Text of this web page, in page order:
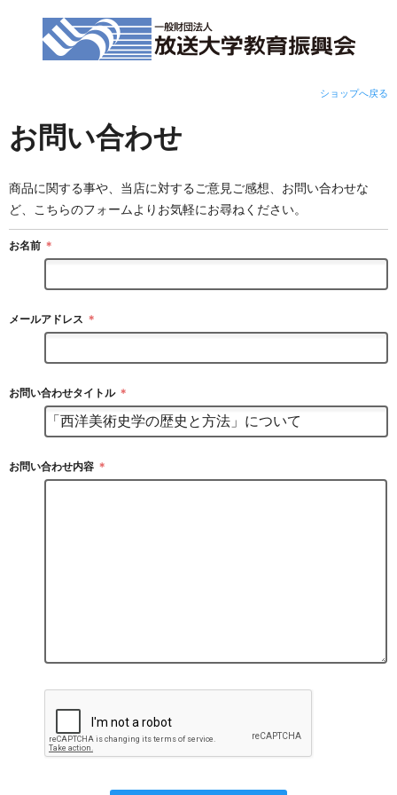
ショップへ戻る
お問い合わせ
商品に関する事や、当店に対するご意見ご感想、お問い合わせな
ど、こちらのフォームよりお気軽にお尋ねください。
お名前 ＊
メールアドレス ＊
お問い合わせタイトル ＊
お問い合わせ内容 ＊